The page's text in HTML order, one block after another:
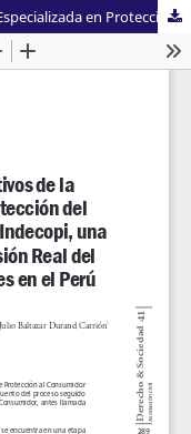
Nuevos Criterios Resolutivos de la Sala Especializada en Protección del Consumidor del Tribunal del Indecopi, una Nueva Mirada de la Dimensión Real del Mercado y los Consumidores en el Perú